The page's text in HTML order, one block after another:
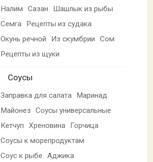
Налим
Сазан
Шашлык из рыбы
Семга
Рецепты из судака
Окунь речной
Из скумбрии
Сом
Рецепты из щуки
Соусы
Заправка для салата
Маринад
Майонез
Соусы универсальные
Кетчуп
Хреновина
Горчица
Соусы к морепродуктам
Соус к рыбе
Аджика